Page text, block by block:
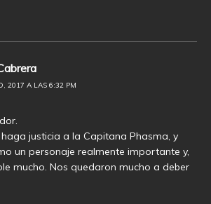
2017 A LAS 6:32 PM
justicia a la Capitana Phasma, y
un personaje realmente importante y,
mucho. Nos quedaron mucho a deber